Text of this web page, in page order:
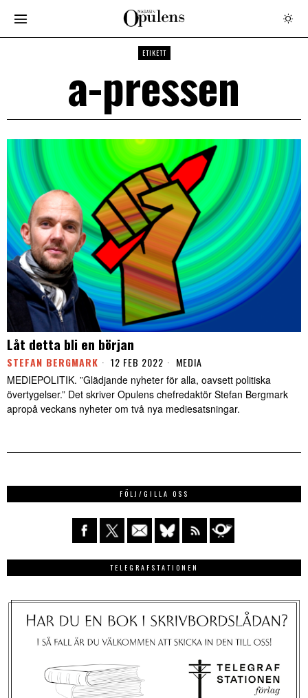
ETIKETT
a-pressen
Låt detta bli en början
STEFAN BERGMARK 12 FEB 2022 MEDIA
MEDIEPOLITIK. ”Glädjande nyheter för alla, oavsett politiska
övertygelser.” Det skriver Opulens chefredaktör Stefan Bergmark
apropå veckans nyheter om två nya mediesatsningar.
FÖLJ/GILLA OSS
TELEGRAFSTATIONEN